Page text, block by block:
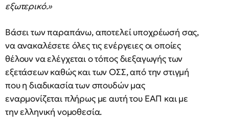
εξωτερικό.»
Βάσει των παραπάνω, αποτελεί υποχρέωσή σας,
να ανακαλέσετε όλες τις ενέργειες οι οποίες
θέλουν να ελέγχεται ο τόπος διεξαγωγής των
εξετάσεων καθώς και των ΟΣΣ, από την στιγμή
που η διαδικασία των σπουδών μας
εναρμονίζεται πλήρως με αυτή του ΕΑΠ και με
την ελληνική νομοθεσία.